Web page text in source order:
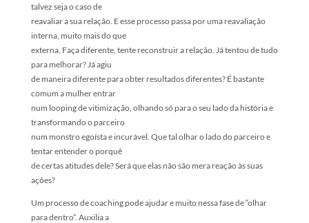
talvez seja o caso de
reavaliar a sua relação. E esse processo passa por uma reavaliação
interna, muito mais do que
externa. Faça diferente, tente reconstruir a relação. Já tentou de tudo
para melhorar? Já agiu
de maneira diferente para obter resultados diferentes? É bastante
comum a mulher entrar
num looping de vitimização, olhando só para o seu lado da história e
transformando o parceiro
num monstro egoísta e incurável. Que tal olhar o lado do parceiro e
tentar entender o porquê
de certas atitudes dele? Será que elas não são mera reação às suas
ações?
Um processo de coaching pode ajudar e muito nessa fase de “olhar
para dentro”. Auxilia a